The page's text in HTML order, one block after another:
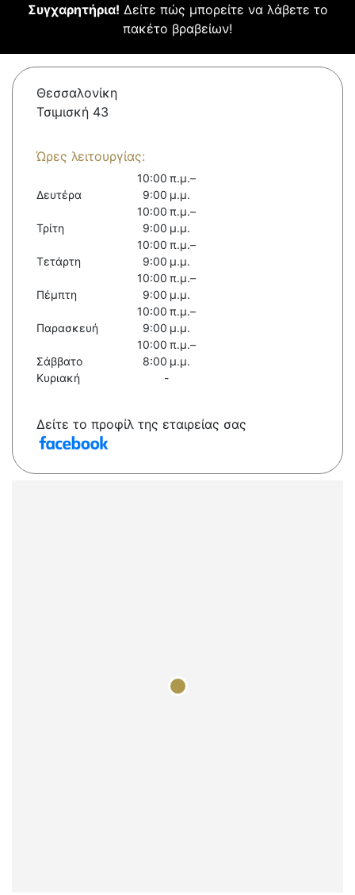
Συγχαρητήρια! Δείτε πώς μπορείτε να λάβετε το
πακέτο βραβείων!
Θεσσαλονίκη
Τσιμισκή 43
Ώρες λειτουργίας:
Δευτέρα
10:00 π.μ.–
9:00 μ.μ.
Τρίτη
10:00 π.μ.–
9:00 μ.μ.
Τετάρτη
10:00 π.μ.–
9:00 μ.μ.
Πέμπτη
10:00 π.μ.–
9:00 μ.μ.
Παρασκευή
10:00 π.μ.–
9:00 μ.μ.
Σάββατο
10:00 π.μ.–
8:00 μ.μ.
Κυριακή
-
Δείτε το προφίλ της εταιρείας σας